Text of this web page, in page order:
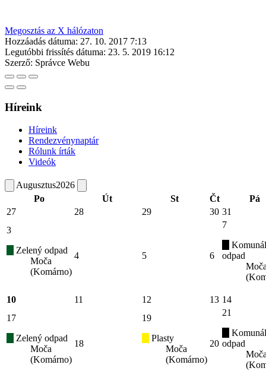
Megosztás az X hálózaton
Hozzáadás dátuma: 27. 10. 2017 7:13
Legutóbbi frissítés dátuma: 23. 5. 2019 16:12
Szerző: Správce Webu
Híreink
Híreink
Rendezvénynaptár
Rólunk írták
Videók
Augusztus2026
Po
Út St Čt
Pá
27
28 29 30 31
3
Zelený odpad
Moča
(Komárno)
4 5 6
7
odpad
10 11 12 13 14
17
Zelený odpad
Moča
(Komárno)
18
19
Plasty
Moča
(Komárno)
20
21
odpad